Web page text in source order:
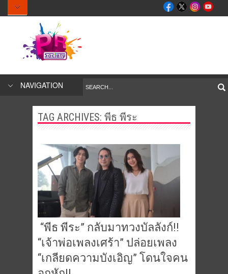
NAVIGATION
TAG ARCHIVES: พีธ พีระ
“พีธ พีระ” กลับมาทวงบัลลังก์!!
“เจ้าพ่อเพลงเศร้า” ปล่อยเพลง
“เกลียดความบังเอิญ” โดนใจคน